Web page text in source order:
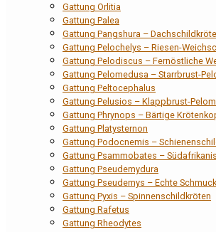
Gattung Orlitia
Gattung Palea
Gattung Pangshura –
Gattung Pelochelys – Riesen-
Gattung Pelodiscus – Fernöstliche
Gattung Pelomedusa – Starrbrust-
Gattung Peltocephalus
Gattung Pelusios – Klappbrust-
Gattung Phrynops – Bärtige
Gattung Platysternon
Gattung Podocnemis –
Gattung Psammobates –
Gattung Pseudemydura
Gattung Pseudemys – Echte
Gattung Pyxis – Spinnenschildkröten
Gattung Rafetus
Gattung Rheodytes